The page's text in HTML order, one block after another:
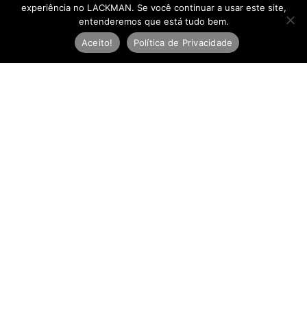
experiência no LACKMAN. Se você continuar a usar este site,
entenderemos que está tudo bem.
Aceito!
Política de Privacidade